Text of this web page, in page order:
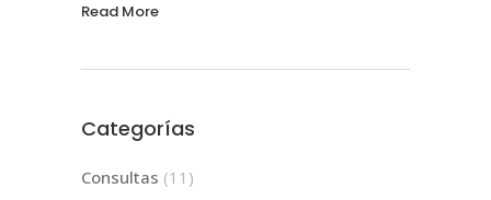
Read More
Categorías
Consultas (11)